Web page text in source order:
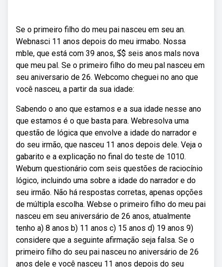
Se o primeiro filho do meu pai nasceu em seu an.
Webnasci 11 anos depois do meu irmabo. Nossa
mble, que está com 39 anos, $́$ seis anos mals nova
que meu pal. Se o primeiro filho do meu pal nasceu em
seu aniversario de 26. Webcomo cheguei no ano que
você nasceu, a partir da sua idade:
Sabendo o ano que estamos e a sua idade nesse ano
que estamos é o que basta para. Webresolva uma
questão de lógica que envolve a idade do narrador e
do seu irmão, que nasceu 11 anos depois dele. Veja o
gabarito e a explicação no final do teste de 1010.
Webum questionário com seis questões de raciocínio
lógico, incluindo uma sobre a idade do narrador e do
seu irmão. Não há respostas corretas, apenas opções
de múltipla escolha. Webse o primeiro filho do meu pai
nasceu em seu aniversário de 26 anos, atualmente
tenho a) 8 anos b) 11 anos c) 15 anos d) 19 anos 9)
considere que a seguinte afirmação seja falsa. Se o
primeiro filho do seu pai nasceu no aniversário de 26
anos dele e você nasceu 11 anos depois do seu